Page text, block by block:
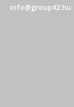
info@group42.hu